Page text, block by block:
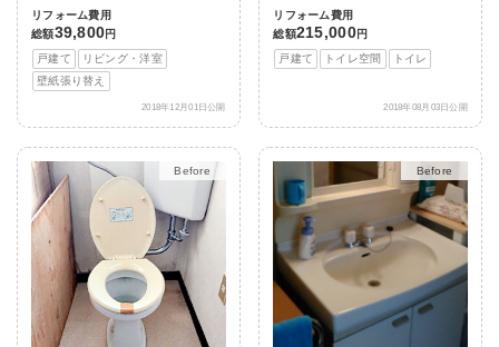
リフォーム費用
総額39,800円
戸建て
リビング・洋室
壁紙張り替え
2018年12月01日公開
リフォーム費用
総額215,000円
戸建て
トイレ空間 トイレ
2018年08月03日公開
After After